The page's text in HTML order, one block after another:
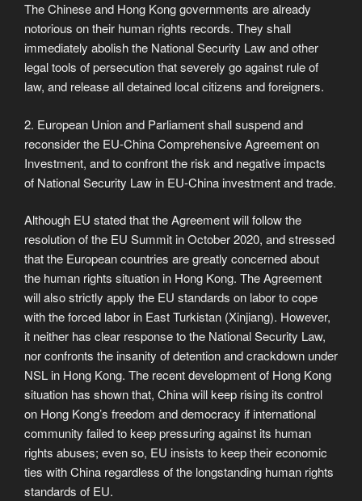
The Chinese and Hong Kong governments are already
notorious on their human rights records. They shall
immediately abolish the National Security Law and other
legal tools of persecution that severely go against rule of
law, and release all detained local citizens and foreigners.
2. European Union and Parliament shall suspend and
reconsider the EU-China Comprehensive Agreement on
Investment, and to confront the risk and negative impacts
of National Security Law in EU-China investment and trade.
Although EU stated that the Agreement will follow the
resolution of the EU Summit in October 2020, and stressed
that the European countries are greatly concerned about
the human rights situation in Hong Kong. The Agreement
will also strictly apply the EU standards on labor to cope
with the forced labor in East Turkistan (Xinjiang). However,
it neither has clear response to the National Security Law,
nor confronts the insanity of detention and crackdown under
NSL in Hong Kong. The recent development of Hong Kong
situation has shown that, China will keep rising its control
on Hong Kong’s freedom and democracy if international
community failed to keep pressuring against its human
rights abuses; even so, EU insists to keep their economic
ties with China regardless of the longstanding human rights
standards of EU.